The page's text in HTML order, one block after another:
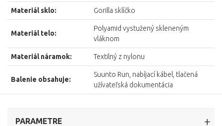
Materiál sklo: Gorilla sklíčko
Materiál telo:
Polyamid vystužený skleneným
vláknom
Materiál náramok: Textilný z nylonu
Balenie obsahuje:
Suunto Run, nabíjací kábel, tlačená
užívateľská dokumentácia
PARAMETRE